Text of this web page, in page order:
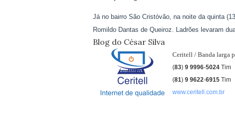
Já no bairro São Cristóvão, na noite da quinta
Romildo Dantas de Queiroz. Ladrões levaram
Blog do César Silva
Ceritell / Banda larga
(83) 9 9996-5024 Tim
(81) 9 9622-6915 Tim
www.ceritell.com.br